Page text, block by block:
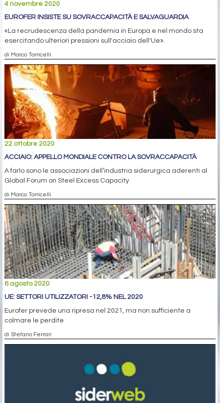
4 novembre 2020
EUROFER INSISTE SU SOVRACCAPACITÀ E SALVAGUARDIA
«La recrudescenza della pandemia in Europa e nel mondo sta
esercitando ulteriori pressioni sull'acciaio dell'Ue».
di Marco Torricelli
22 ottobre 2020
ACCIAIO: APPELLO MONDIALE CONTRO LA SOVRACCAPACITÀ
A farlo sono le associazioni dell’industria siderurgica aderenti al
Global Forum on Steel Excess Capacity
di Marco Torricelli
6 agosto 2020
UE: SETTORI UTILIZZATORI -12,8% NEL 2020
Eurofer prevede una ripresa nel 2021, ma non sufficiente a
colmare le perdite
di Stefano Ferrari